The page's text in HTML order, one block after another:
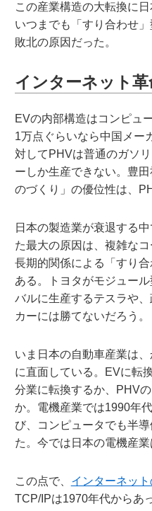
この産業構造の大転換に
いつまでも「すり合わせ
敗北の原因だった。
インターネット革
EVの内部構造はコンピュ
1万点ぐらいなら中国メー
対してPHVは普通のガソ
ーしか生産できない。豊
のづくり」の優位性は、
日本の製造業が衰退する
た最大の原因は、複雑な
長期的関係による「すり
ある。トヨタがモジュー
バルに生産するテスラや
カーには勝てないだろう。
いま日本の自動車産業は
に直面している。EVに転
分業に転換するか、PHV
か。電機産業では1990年
び、コンピュータでも半
た。今では日本の電機産業
この点で、 インターネット
TCP/IPは1970年代からあ